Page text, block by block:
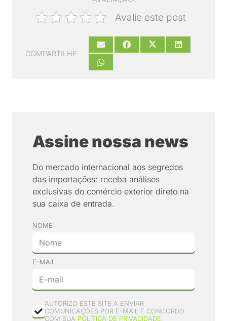
Avalie este post
COMPARTILHE:
Assine nossa news
Do mercado internacional aos segredos
das importações: receba análises
exclusivas do comércio exterior direto na
sua caixa de entrada.
NOME
E-MAIL
AUTORIZO ESTE SITE A ENVIAR
COMUNICAÇÕES POR E-MAIL E CONCORDO
COM SUA POLÍTICA DE PRIVACIDADE.